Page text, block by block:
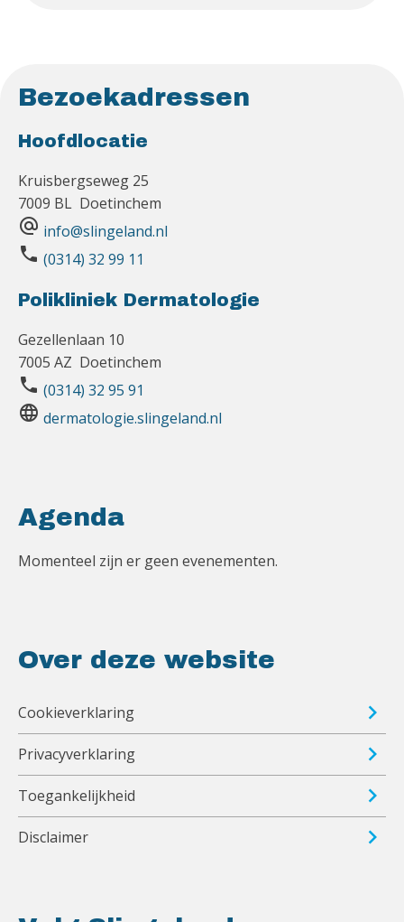
Bezoekadressen
Hoofdlocatie
Kruisbergseweg 25
7009 BL Doetinchem
alternate_email info@slingeland.nl
phone (0314) 32 99 11
Polikliniek Dermatologie
Gezellenlaan 10
7005 AZ Doetinchem
phone (0314) 32 95 91
language dermatologie.slingeland.nl
Agenda
Momenteel zijn er geen evenementen.
Over deze website
Cookieverklaring
Privacyverklaring
Toegankelijkheid
Disclaimer